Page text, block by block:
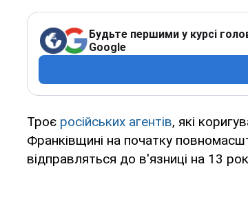
Будьте першими у курсі
Google
Троє російських агентів, які
Франківщині на початку
відправляться до в'язниці на 13